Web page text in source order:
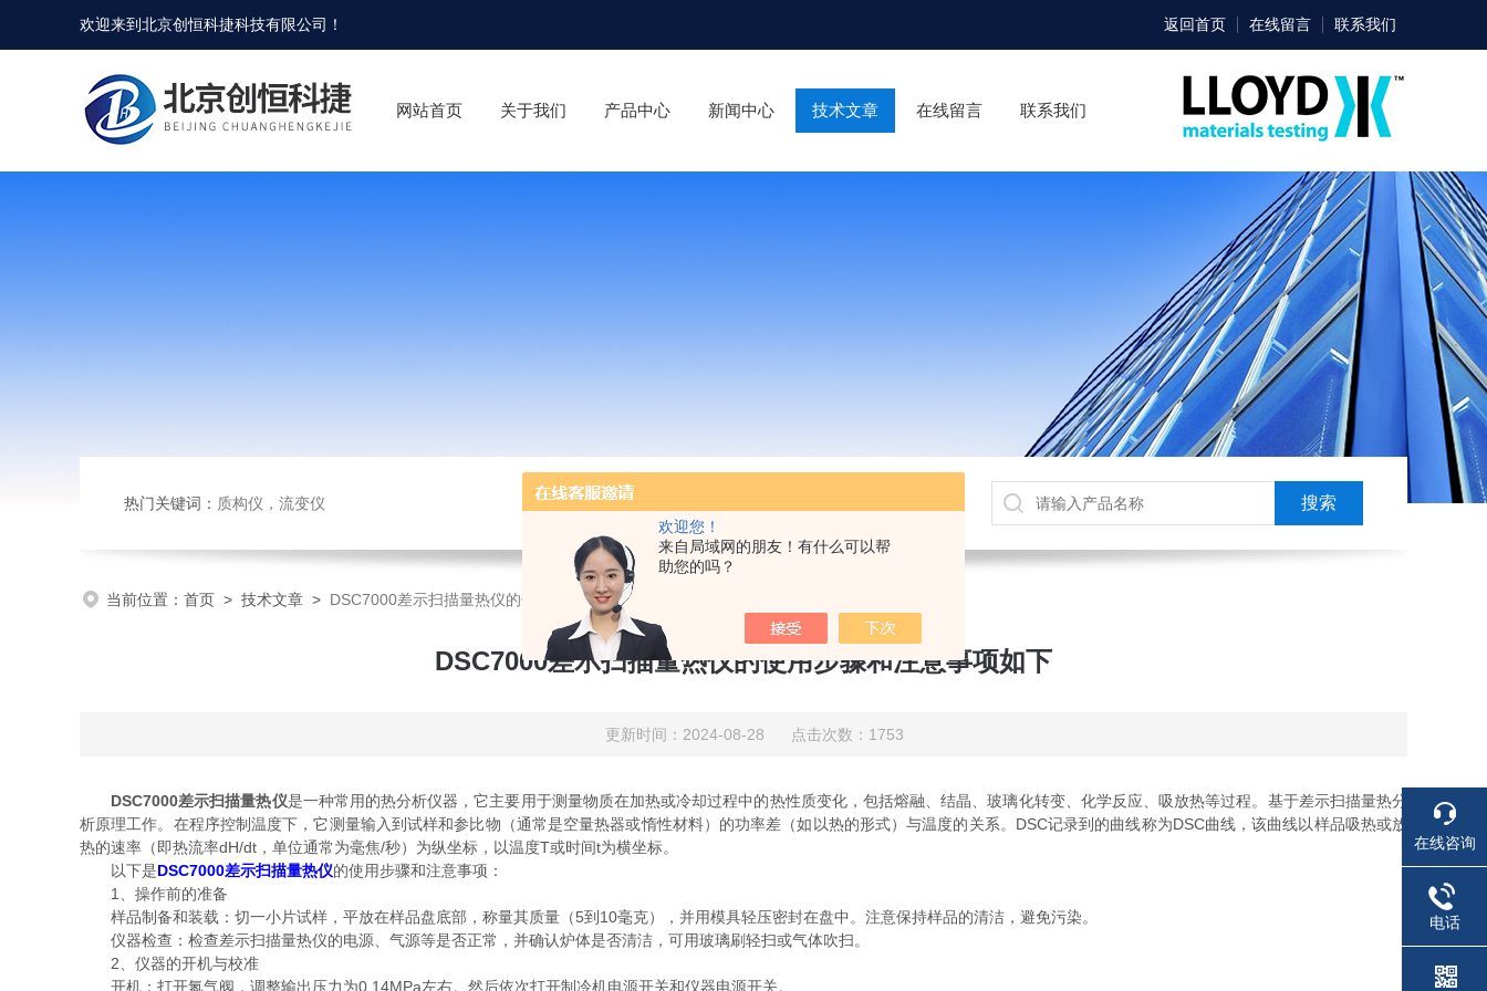
欢迎您！
来自局域网的朋友！有什么可以帮
助您的吗？
欢迎来到北京创恒科捷科技有限公司 ！ 返回首页 在线留言 联系我们
网站首页 关于我们 产品中心 新闻中心 技术文章 在线留言 联系我们
热门关键词： 质构仪 ， 流变仪
当前位置： 首页 > 技术文章 > DSC7000差示扫描量热仪的使用步骤和注意事项如下
DSC7000差示扫描量热仪的使用步骤和注意事项如下
更新时间：2024-08-28 点击次数：1753
DSC7000差示扫描量热仪是一种常用的热分析仪器，它主要用于测量物质在加热或冷却过程中的热性质变化，包括熔融、结晶、玻璃化转变、化学反应、吸放热等过程。基于差示扫描量热分
析原理工作。在程序控制温度下，它测量输入到试样和参比物（通常是空量热器或惰性材料）的功率差（如以热的形式）与温度的关系。DSC记录到的曲线称为DSC曲线，该曲线以样品吸热或放
热的速率（即热流率dH/dt，单位通常为毫焦/秒）为纵坐标，以温度T或时间t为横坐标。
以下是DSC7000差示扫描量热仪的使用步骤和注意事项：
1、操作前的准备
样品制备和装载：切一小片试样，平放在样品盘底部，称量其质量（5到10毫克），并用模具轻压密封在盘中。注意保持样品的清洁，避免污染。
仪器检查：检查差示扫描量热仪的电源、气源等是否正常，并确认炉体是否清洁，可用玻璃刷轻扫或气体吹扫。
2、仪器的开机与校准
开机：打开氮气阀，调整输出压力为0.14MPa左右。然后依次打开制冷机电源开关和仪器电源开关。
在线咨询
电话